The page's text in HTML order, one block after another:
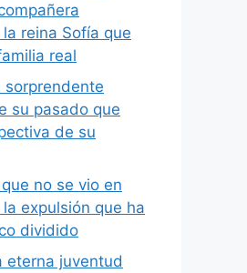
reina Sofía que
real
sorprendente
su pasado que
de su
no se vio en
expulsión que ha
dividido
eterna juventud